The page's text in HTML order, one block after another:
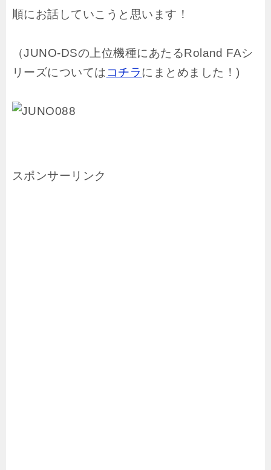
順にお話していこうと思います！
（JUNO-DSの上位機種にあたるRoland FAシ
リーズについては コチラ にまとめました！)
スポンサーリンク